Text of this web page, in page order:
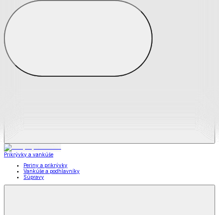
Zobraziť všetko
Všetko z Matrace a matracové chrániče
Matrace
Chrániče na matrace
Prikrývky a vankúše
Periny a prikrývky
Vankúše a podhlavníky
Súpravy